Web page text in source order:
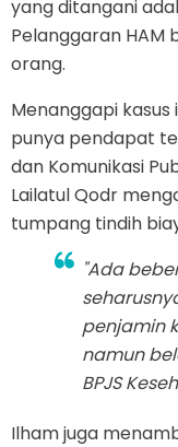
yang ditangani
Pelanggaran
orang.
Menanggapi kasus
punya pendapat
dan Komunikasi
Lailatul Qodr
tumpang tindih
"Ada
penjamin
namun
BPJS
Ilham juga